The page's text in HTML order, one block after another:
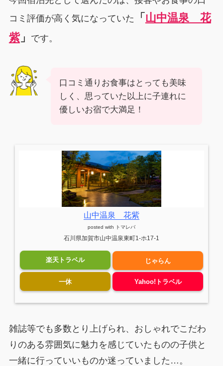
コミ評価が高く気になっていた
「 山中温泉 花
紫」 です。
口コミ通りお食事はとっても美味
しく、思っていた以上に子連れに
優しいお宿で大満足！
山中温泉 花紫
posted with トマレバ
石川県加賀市山中温泉東町1-ホ17-1
楽天トラベル じゃらん
一休 Yahoo!トラベル
雑誌等でも多数とり上げられ、おしゃれでこだわ
りのある雰囲気に魅力を感じていたものの子供と
一緒に行っていいものか迷っていました…。